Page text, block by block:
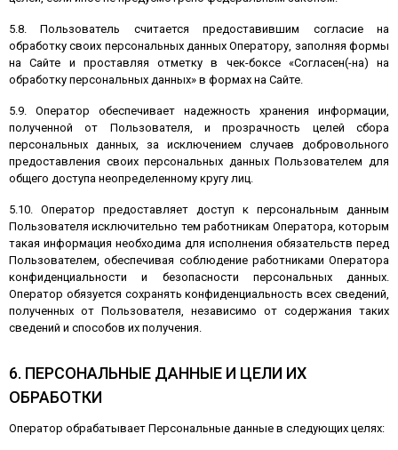
5.8. Пользователь считается предоставившим согласие на
обработку своих персональных данных Оператору, заполняя формы
на Сайте и проставляя отметку в чек-боксе «Согласен(-на) на
обработку персональных данных» в формах на Сайте.
5.9. Оператор обеспечивает надежность хранения информации,
полученной от Пользователя, и прозрачность целей сбора
персональных данных, за исключением случаев добровольного
предоставления своих персональных данных Пользователем для
общего доступа неопределенному кругу лиц.
5.10. Оператор предоставляет доступ к персональным данным
Пользователя исключительно тем работникам Оператора, которым
такая информация необходима для исполнения обязательств перед
Пользователем, обеспечивая соблюдение работниками Оператора
конфиденциальности и безопасности персональных данных.
Оператор обязуется сохранять конфиденциальность всех сведений,
полученных от Пользователя, независимо от содержания таких
сведений и способов их получения.
6. ПЕРСОНАЛЬНЫЕ ДАННЫЕ И ЦЕЛИ ИХ
ОБРАБОТКИ
Оператор обрабатывает Персональные данные в следующих целях: